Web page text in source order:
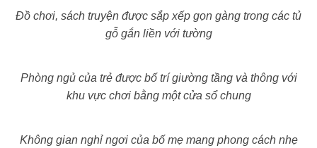
Đồ chơi, sách truyện được sắp xếp gọn gàng trong các tủ
gỗ gắn liền với tường
Phòng ngủ của trẻ được bố trí giường tầng và thông với
khu vực chơi bằng một cửa sổ chung
Không gian nghỉ ngơi của bố mẹ mang phong cách nhẹ